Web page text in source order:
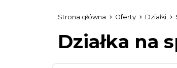
Strona główna Oferty Działki
Działka na